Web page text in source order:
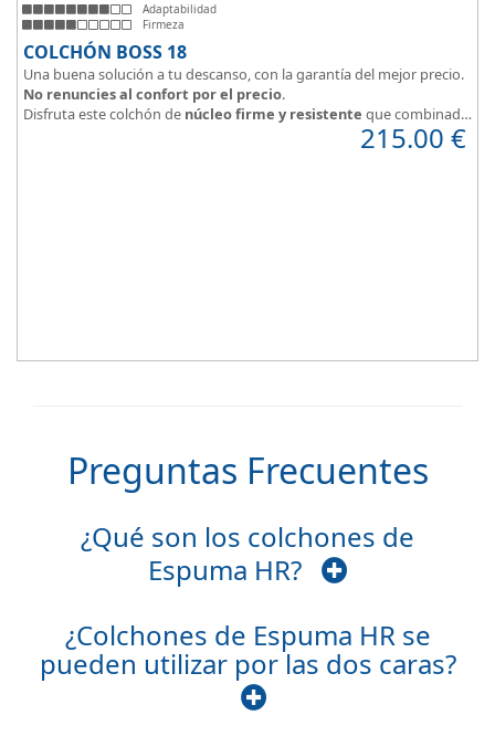
Adaptabilidad
Firmeza
COLCHÓN BOSS 18
Una buena solución a tu descanso, con la garantía del mejor precio.
No renuncies al confort por el precio.
Disfruta este colchón de núcleo firme y resistente que combinado
con el material viscoelástico ViscoPlume en ambas caras y algodón
en cara de verano, consigue un descanso reparador y máximo
215.00 €
Preguntas Frecuentes
¿Qué son los colchones de
Espuma HR?
¿Colchones de Espuma HR se
pueden utilizar por las dos caras?